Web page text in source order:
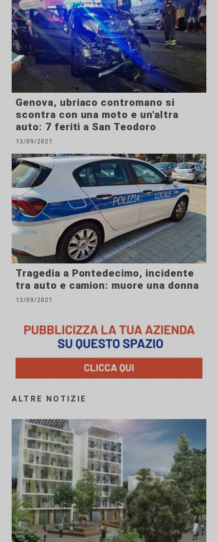
Genova, ubriaco contromano si
scontra con una moto e un'altra
auto: 7 feriti a San Teodoro
13/09/2021
Tragedia a Pontedecimo, incidente
tra auto e camion: muore una donna
13/09/2021
ALTRE NOTIZIE